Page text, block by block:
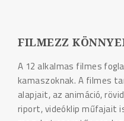
FILMEZZ
A 12 alkalmas filmes
kamaszoknak. A filmes
alapjait, az animáció,
riport, videóklip műfajait